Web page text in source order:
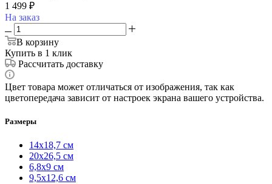
1 499 ₽
На заказ
В корзину
Купить в 1 клик
Рассчитать доставку
Цвет товара может отличаться от изображения, так как
цветопередача зависит от настроек экрана вашего устройства.
Размеры
14х18,7 см
20х26,5 см
6,8х9 см
9,5х12,6 см